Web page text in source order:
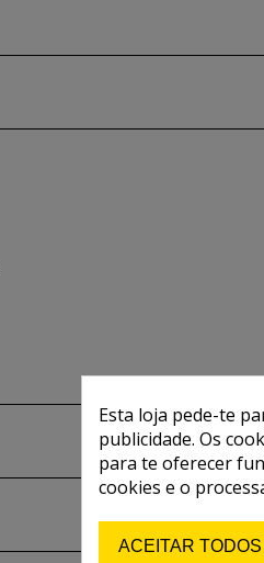
Esta loja pede-te
publicidade. Os
para te oferecer
cookies e o
ACEITAR TODOS